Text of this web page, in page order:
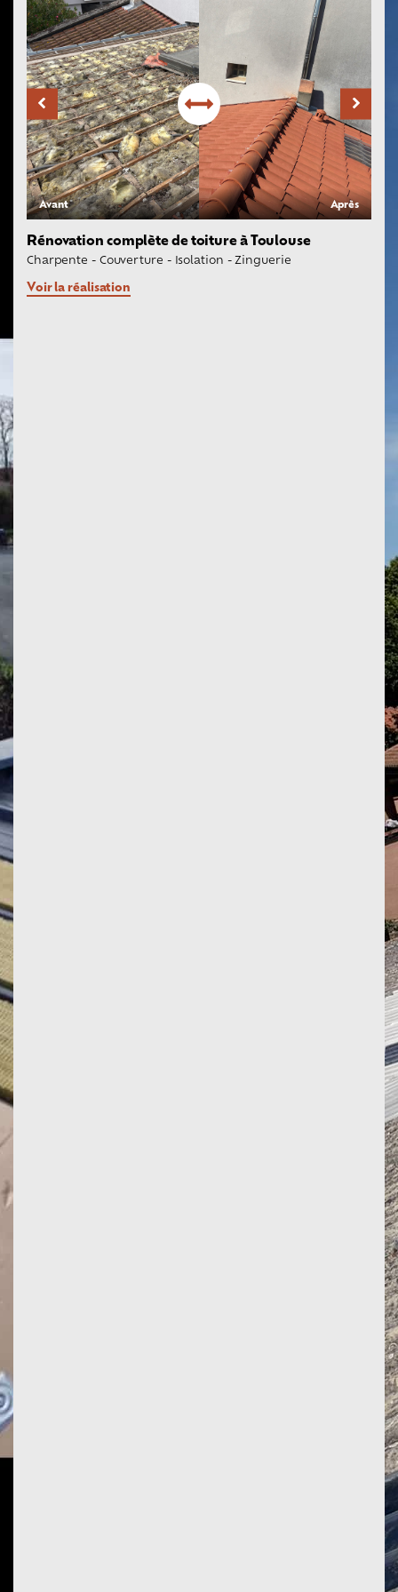
Avant Après
Rénovation complète de toiture à Toulouse
Charpente - Couverture - Isolation -Zinguerie
Voir la réalisation